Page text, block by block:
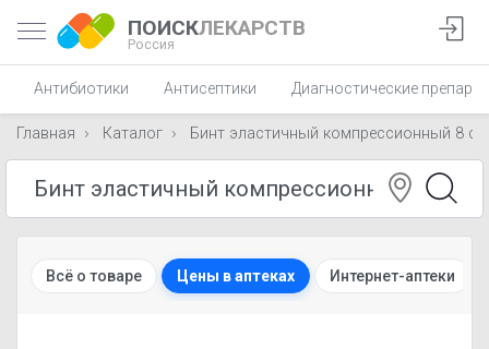
ПОИСКЛЕКАРСТВ
Россия
Антибиотики Антисептики Диагностические
Главная Каталог Бинт эластичный компрессионный 8
Всё о товаре Цены в аптеках Интернет-аптеки